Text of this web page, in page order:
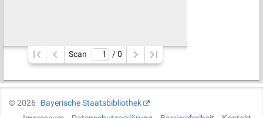
Scan / 0
©2026
Bayerische Staatsbibliothek